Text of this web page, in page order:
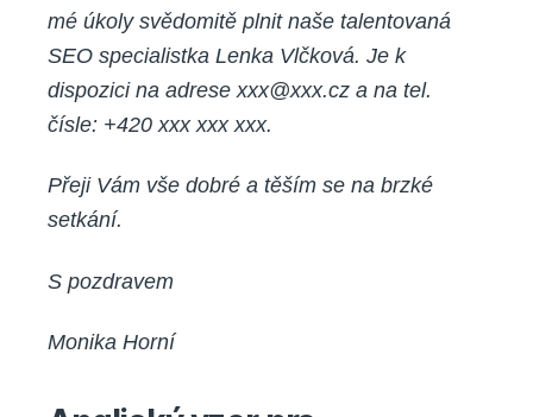
mé úkoly svědomitě plnit naše talentovaná
SEO specialistka Lenka Vlčková. Je k
dispozici na adrese xxx@xxx.cz a na tel.
čísle: +420 xxx xxx xxx.
Přeji Vám vše dobré a těším se na brzké
setkání.
S pozdravem
Monika Horní